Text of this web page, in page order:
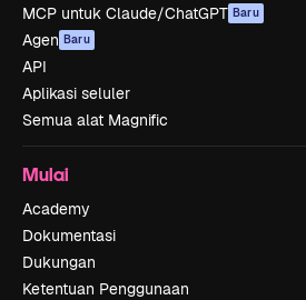
MCP untuk Claude/ChatGPT Baru
Agen Baru
API
Aplikasi seluler
Semua alat Magnific
Mulai
Academy
Dokumentasi
Dukungan
Ketentuan Penggunaan